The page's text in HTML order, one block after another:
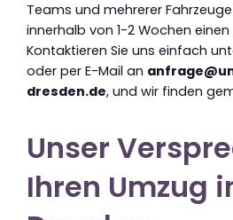
Teams und mehrerer
innerhalb von 1-2 Wochen
Kontaktieren Sie uns einfach
oder per E-Mail an
dresden.de, und wir finden
Unser
Ihren Umzug